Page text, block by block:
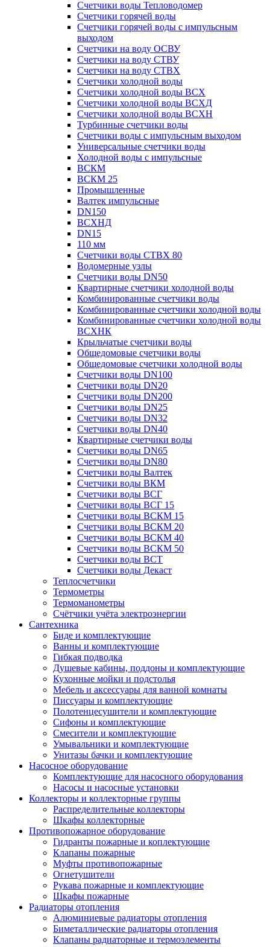
Счетчики воды Тепловодомер
Счетчики горячей воды
Счетчики горячей воды с импульсным
выходом
Счетчики на воду ОСВУ
Счетчики на воду СТВУ
Счетчики на воду СТВХ
Счетчики холодной воды
Счетчики холодной воды ВСХ
Счетчики холодной воды ВСХД
Счетчики холодной воды ВСХН
Турбинные счетчики воды
Счетчики воды с импульсным выходом
Универсальные счетчики воды
Холодной воды с импульсные
ВСКМ
ВСКМ 25
Промышленные
Валтек импульсные
DN150
ВСХНД
DN15
110 мм
Счетчики воды СТВХ 80
Водомерные узлы
Счетчики воды DN50
Квартирные счетчики холодной воды
Комбинированные счетчики воды
Комбинированные счетчики холодной воды
Комбинированные счетчики холодной воды
ВСХНК
Крыльчатые счетчики воды
Общедомовые счетчики воды
Общедомовые счетчики холодной воды
Счетчики воды DN100
Счетчики воды DN20
Счетчики воды DN200
Счетчики воды DN25
Счетчики воды DN32
Счетчики воды DN40
Квартирные счетчики воды
Счетчики воды DN65
Счетчики воды DN80
Счетчики воды Валтек
Счетчики воды ВКМ
Счетчики воды ВСГ
Счетчики воды ВСГ 15
Счетчики воды ВСКМ 15
Счетчики воды ВСКМ 20
Счетчики воды ВСКМ 40
Счетчики воды ВСКМ 50
Счетчики воды ВСТ
Счетчики воды Декаст
Теплосчетчики
Термометры
Термоманометры
Счётчики учёта электроэнергии
Сантехника
Биде и комплектующие
Ванны и комплектующие
Гибкая подводка
Душевые кабины, поддоны и комплектующие
Кухонные мойки и подстолья
Мебель и аксессуары для ванной комнаты
Писсуары и комплектующие
Полотенцесушители и комплектующие
Сифоны и комплектующие
Смесители и комплектующие
Умывальники и комплектующие
Унитазы бачки и комплектующие
Насосное оборудование
Комплектующие для насосного оборудования
Насосы и насосные установки
Коллекторы и коллекторные группы
Распределительные коллекторы
Шкафы коллекторные
Противопожарное оборудование
Гидранты пожарные и коплектующие
Клапаны пожарные
Муфты противопожарные
Огнетушители
Рукава пожарные и комплектующие
Шкафы пожарные
Радиаторы отопления
Алюминиевые радиаторы отопления
Биметаллические радиаторы отопления
Клапаны радиаторные и термоэлементы